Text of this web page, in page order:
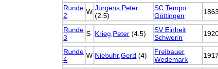
Runde
2
W Jürgens,Peter
(2.5)
SC Tempo
Göttingen
Runde
3
S Krieg,Peter (4.5)
SV Einheit
Schwerin
Runde
4
W Niebuhr,Gerd (4)
Freibauer
Wedemark